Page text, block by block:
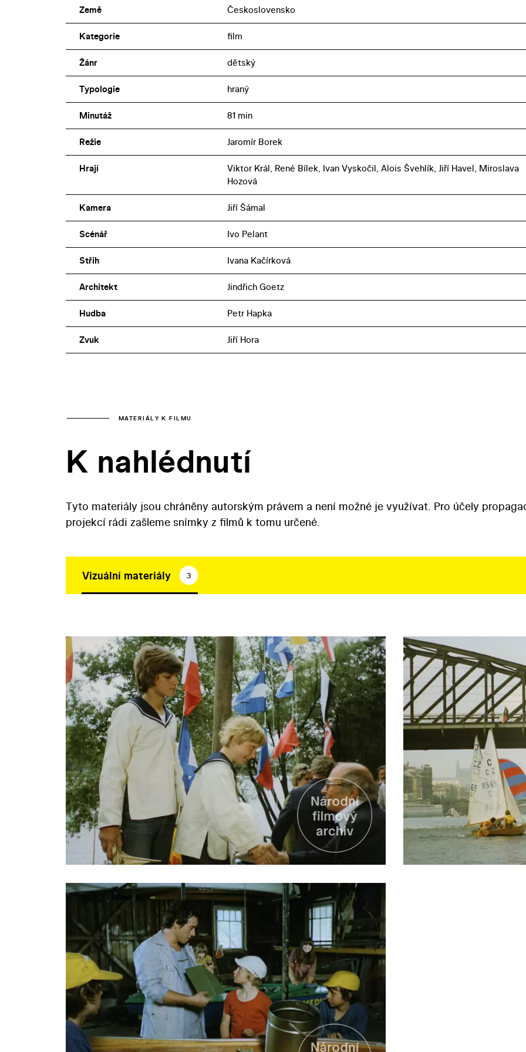
Země Československo
Kategorie film
Žánr dětský
Typologie hraný
Minutáž 81 min
Režie Jaromír Borek
Hrají
Viktor Král, René Bílek, Ivan Vyskočil, Alois Švehlík, Jiří Havel, Miroslava
Hozová
Kamera Jiří Šámal
Scénář Ivo Pelant
Střih Ivana Kačírková
Architekt Jindřich Goetz
Hudba Petr Hapka
Zvuk Jiří Hora
MATERIÁLY K FILMU
K nahlédnutí
Tyto materiály jsou chráněny autorským právem a není možné je využívat. Pro účely
projekcí rádi zašleme snímky z filmů k tomu určené.
Vizuální materiály 3